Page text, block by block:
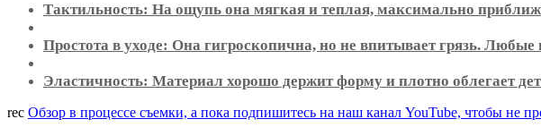
Тактильность: На ощупь она мягкая и теплая, максимально
Простота в уходе: Она гигроскопична, но не впитывает грязь.
Эластичность: Материал хорошо держит форму и плотно облегает
rec Обзор в процессе съемки, а пока подпишитесь на наш канал YouTube, чтобы не